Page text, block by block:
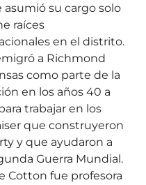
asumió su cargo solo
raíces
en el distrito.
a Richmond
como parte de la
en los años 40 a
trabajar en los
que construyeron
y que ayudaron a
Guerra Mundial.
Cotton fue profesora